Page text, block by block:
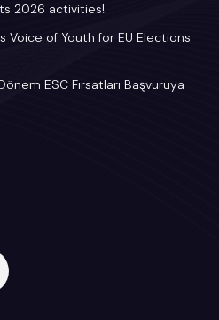
2026 activities!
Voice of Youth for EU Elections
ESC Fırsatları Başvuruya